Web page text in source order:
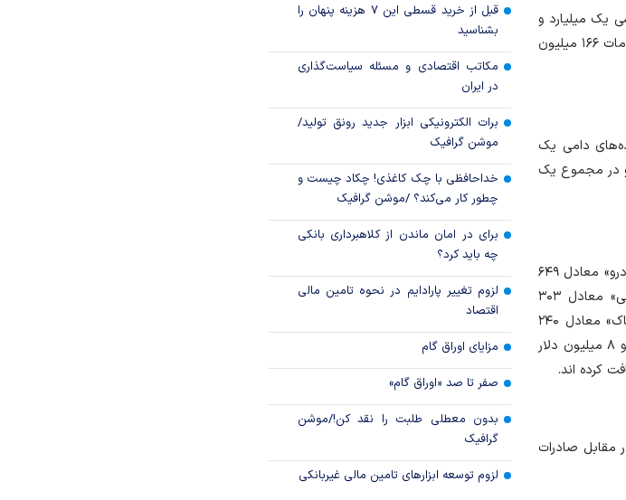
یک میلیارد و
۶۷۸ میلیون دلار، برای کالا‌های تجاری و بازرگانی مبلغ ۳ میلیارد و ۹۱۹ میلیون دلار و برای خدمات ۱۶۶ میلیون
دامی یک
دارویی و تجهیزات پزشکی ۲۱۵ میلیون دلار و در مجموع یک
سخنگوی مرکز مبادله ارز و طلای ایران افزود: تامین ارز نیمایی برای «صنایع حمل و نقل و خودرو» معادل ۶۴۹
میلیون دلار، «صنایع تجهیزات برق و الکترونیک» معادل ۴۳۱ میلیون دلار، «صنایع معدنی» معادل ۳۰۳
میلیون دلار، «ماشین آلات و تجهیزات تولید» معادل ۲۶۴ میلیون دلار و «منسوجات و پوشاک» معادل ۲۴۰
میلیون دلار صورت گرفته است. این گروه‌های صنایع همچنین به ترتیب ۳۳۷، ۶۰، ۲۶۲، ۱۷۳ و ۸ میلیون دلار
کرده اند.
میلیون دلار ارز واردات در مقابل صادرات
سهم جهش یافته اوراق مالی اسلامی در
تامین منابع دولت
چگونه از کارت‌های بانکی کمتر استفاده
کنیم تا حساب‌های اصلی ایمن‌تر بمانند؟
قبل از خرید قسطی این ۷ هزینه پنهان را
بشناسید
مکاتب اقتصادی و مسئله سیاست‌گذاری
در ایران
برات الکترونیکی ابزار جدید رونق تولید/
موشن گرافیک
خداحافظی با چک کاغذی! چکاد چیست و
چطور کار می‌کند؟ /موشن گرافیک
برای در امان ماندن از کلاهبرداری بانکی
چه باید کرد؟
لزوم تغییر پارادایم در نحوه تامین مالی
اقتصاد
مزایای اوراق گام
صفر تا صد «اوراق گام»
بدون معطلی طلبت را نقد کن!/موشن
گرافیک
لزوم توسعه ابزارهای تامین مالی غیربانکی